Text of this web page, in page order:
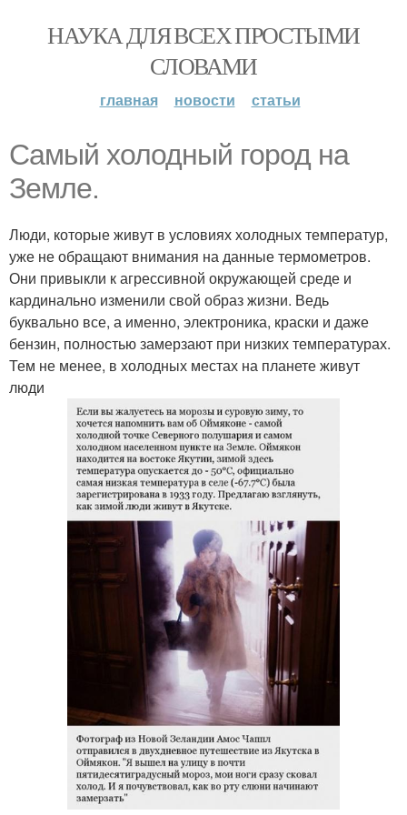
НАУКА ДЛЯ ВСЕХ ПРОСТЫМИ
СЛОВАМИ
главная новости статьи
Самый холодный город на
Земле.
Люди, которые живут в условиях холодных температур,
уже не обращают внимания на данные термометров.
Они привыкли к агрессивной окружающей среде и
кардинально изменили свой образ жизни. Ведь
буквально все, а именно, электроника, краски и даже
бензин, полностью замерзают при низких температурах.
Тем не менее, в холодных местах на планете живут
люди